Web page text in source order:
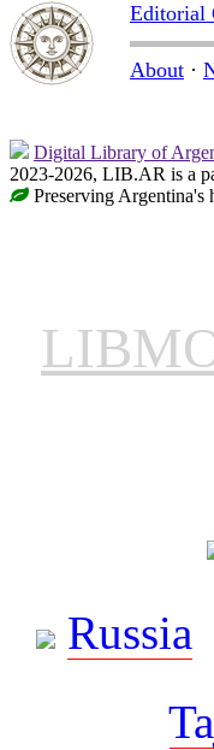
Editorial
About ·
Digital Library of
2023-2026, LIB.AR is a
Preserving Argentina's
Russia